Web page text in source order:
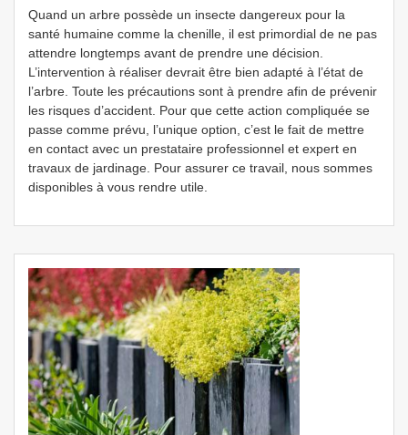
Quand un arbre possède un insecte dangereux pour la
santé humaine comme la chenille, il est primordial de ne pas
attendre longtemps avant de prendre une décision.
L’intervention à réaliser devrait être bien adapté à l’état de
l’arbre. Toute les précautions sont à prendre afin de prévenir
les risques d’accident. Pour que cette action compliquée se
passe comme prévu, l’unique option, c’est le fait de mettre
en contact avec un prestataire professionnel et expert en
travaux de jardinage. Pour assurer ce travail, nous sommes
disponibles à vous rendre utile.